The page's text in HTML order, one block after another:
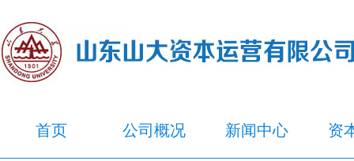
首页 公司概况 新闻中心 资